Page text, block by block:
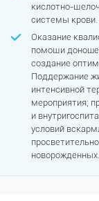
кислотно-
системы крови.
Оказание
помощи
создание
Поддержание
интенсивной
мероприятия;
и
условий
новорожденных.